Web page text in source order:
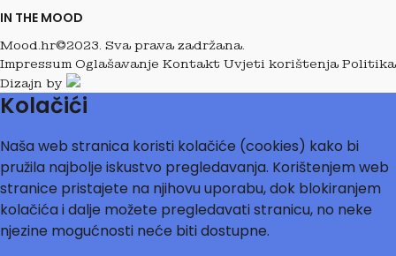
IN THE MOOD
Mood.hr©2023. Sva prava zadržana.
Impressum Oglašavanje Kontakt Uvjeti korištenja
Dizajn by
Kolačići
Naša web stranica koristi kolačiće (cookies) kako bi
pružila najbolje iskustvo pregledavanja. Korištenjem web
stranice pristajete na njihovu uporabu, dok blokiranjem
kolačića i dalje možete pregledavati stranicu, no neke
njezine mogućnosti neće biti dostupne.